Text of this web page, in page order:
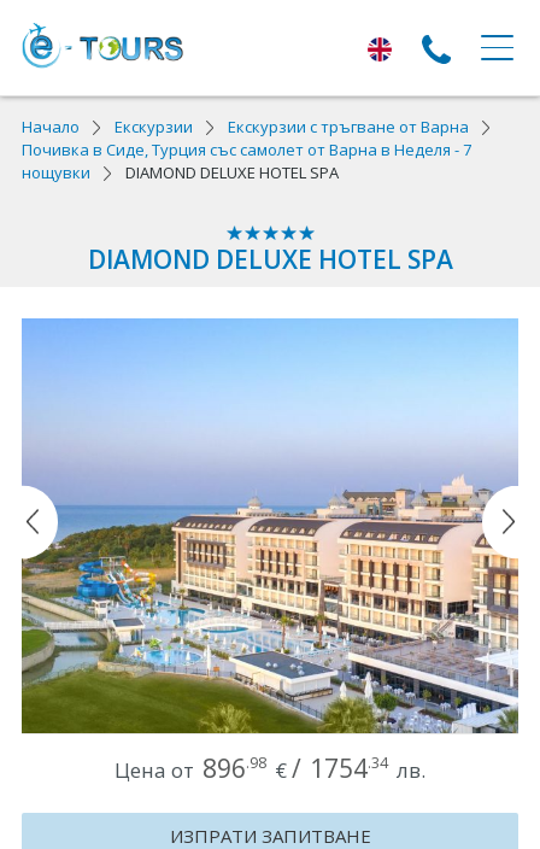
ЕКСКУРЗИИ
Екскурзии с тръгване от Варна
Лято 2026
Най-търсени оферти
Круизи
Уикенд програми
ДЕСТИНАЦИИ
Начало Екскурзии
Екскурзии с тръгване от Варна
Почивка в Сиде, Турция със самолет от Варна в Неделя - 7
нощувки
DIAMOND DELUXE HOTEL SPA
DIAMOND DELUXE HOTEL SPA
Цена от 896.98 €/ 1754.34 лв.
ИЗПРАТИ ЗАПИТВАНЕ